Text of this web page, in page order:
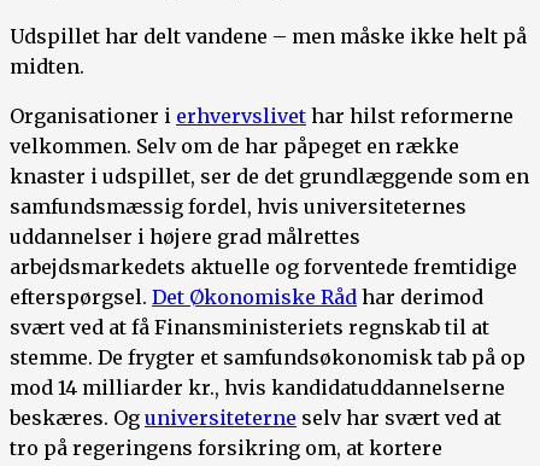
Udspillet har delt vandene – men måske ikke helt på
midten.
Organisationer i erhvervslivet har hilst reformerne
velkommen. Selv om de har påpeget en række
knaster i udspillet, ser de det grundlæggende som en
samfundsmæssig fordel, hvis universiteternes
uddannelser i højere grad målrettes
arbejdsmarkedets aktuelle og forventede fremtidige
efterspørgsel. Det Økonomiske Råd har derimod
svært ved at få Finansministeriets regnskab til at
stemme. De frygter et samfundsøkonomisk tab på op
mod 14 milliarder kr., hvis kandidatuddannelserne
beskæres. Og universiteterne selv har svært ved at
tro på regeringens forsikring om, at kortere